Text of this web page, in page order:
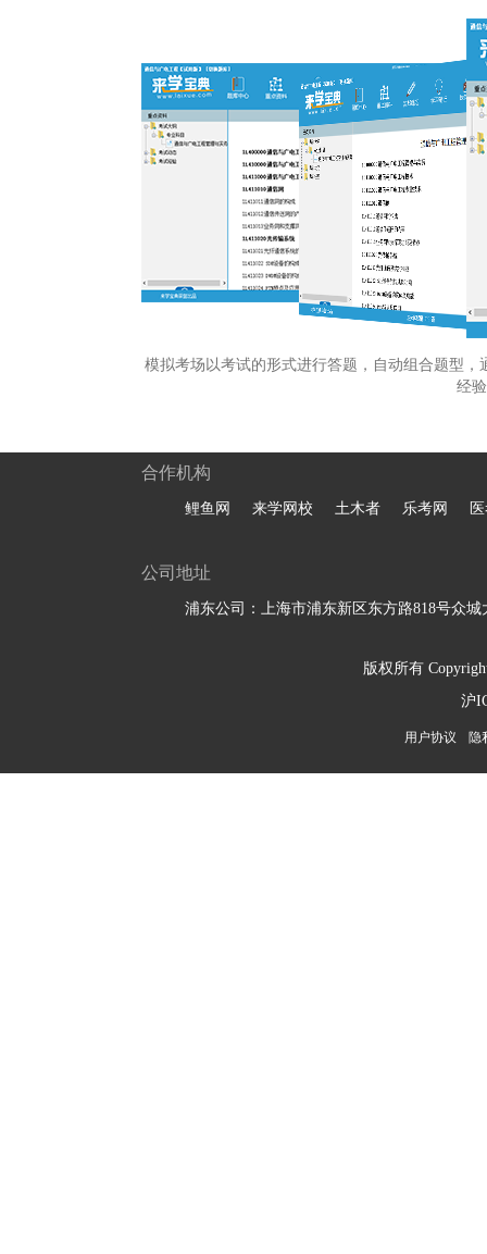
模拟考场以考试的形式进行答题，自动组合题型
经
合作机构
鲤鱼网 来学网校 土木者 乐考网
公司地址
浦东公司：上海市浦东新区东方路818号众城
版权所有
沪
用户协议 隐